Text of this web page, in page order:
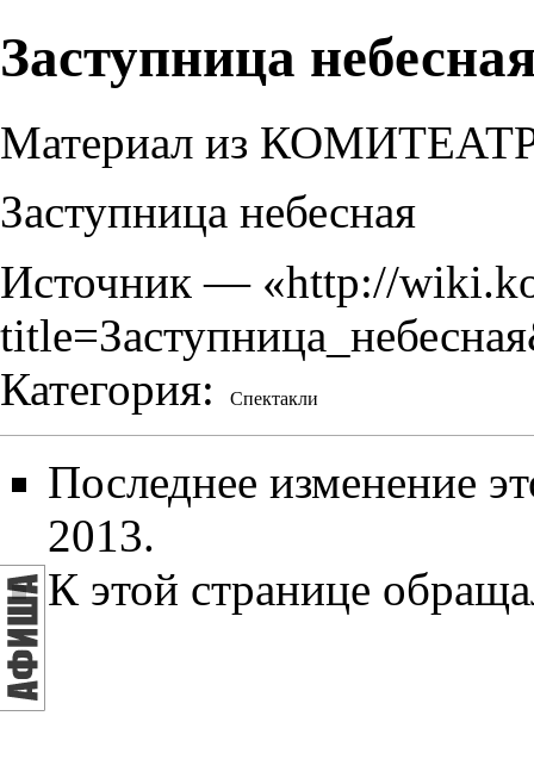
Заступница
Материал из
Заступница небесная
Источник — «http://
Категория: Спектакли
Последнее изменение
2013.
К этой странице